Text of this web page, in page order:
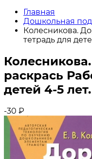
Главная
Дошкольная
Колесникова.
тетрадь для
раскрась
детей 4-5 лет.
-30 ₽